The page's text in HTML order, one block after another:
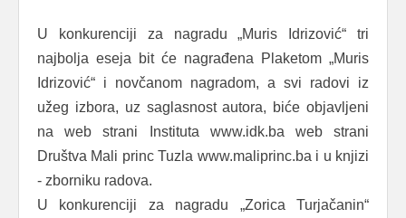
U konkurenciji za nagradu „Muris Idrizović“ tri
najbolja eseja bit će nagrađena Plaketom „Muris
Idrizović“ i novčanom nagradom, a svi radovi iz
užeg izbora, uz saglasnost autora, biće objavljeni
na web strani Instituta www.idk.ba web strani
Društva Mali princ Tuzla www.maliprinc.ba i u knjizi
- zborniku radova.
U konkurenciji za nagradu „Zorica Turjačanin“